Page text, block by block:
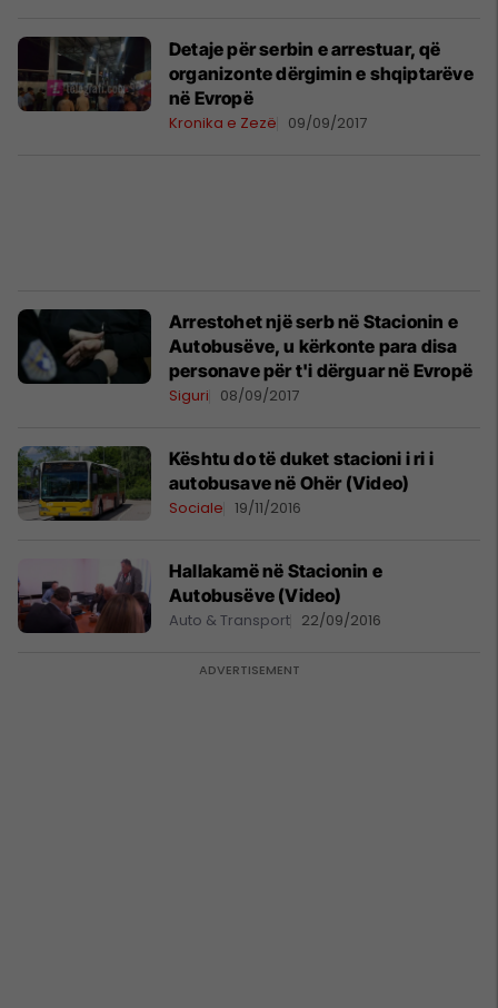
Detaje për serbin e arrestuar, që
organizonte dërgimin e shqiptarëve
në Evropë
Kronika e Zezë 09/09/2017
Arrestohet një serb në Stacionin e
Autobusëve, u kërkonte para disa
personave për t'i dërguar në Evropë
Siguri 08/09/2017
Kështu do të duket stacioni i ri i
autobusave në Ohër (Video)
Sociale 19/11/2016
Hallakamë në Stacionin e
Autobusëve (Video)
Auto & Transport 22/09/2016